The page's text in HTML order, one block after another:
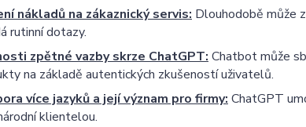
nákladů na zákaznický servis: Dlouhodobě může
rutinní dotazy.
zpětné vazby skrze ChatGPT: Chatbot může
na základě autentických zkušeností uživatelů.
více jazyků a její význam pro firmy: ChatGPT
klientelou.